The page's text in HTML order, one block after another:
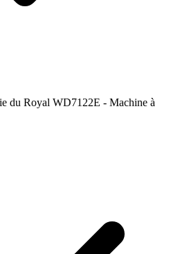
du Royal WD7122E - Machine à